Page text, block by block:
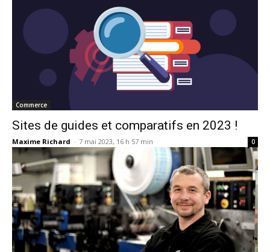
Commerce
Sites de guides et comparatifs en 2023 !
Maxime Richard - 7 mai 2023, 16 h 57 min 0